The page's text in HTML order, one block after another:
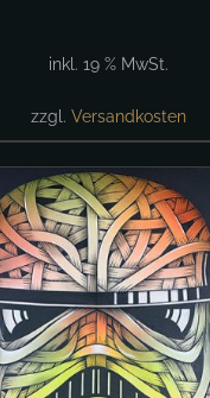
inkl. 19 % MwSt.
zzgl. Versandkosten
IN DEN WARENKORB /